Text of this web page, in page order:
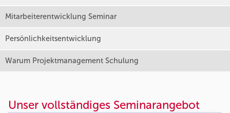
Mitarbeiterentwicklung Seminar
Persönlichkeitsentwicklung
Warum Projektmanagement Schulung
Unser vollständiges Seminarangebot